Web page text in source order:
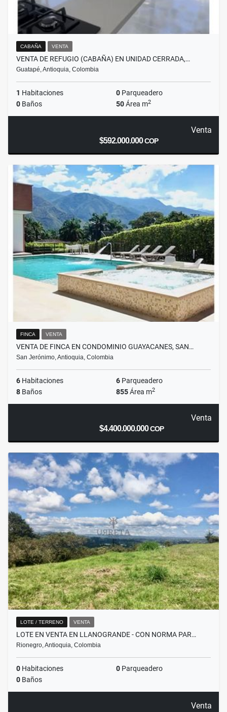
CABAÑA VENTA
VENTA DE REFUGIO (CABAÑA) EN UNIDAD CERRADA,…
Guatapé, Antioquia, Colombia
1 Habitaciones 0 Parqueadero
0 Baños 50Área m2
Venta
$592.000.000COP
FINCA VENTA
VENTA DE FINCA EN CONDOMINIO GUAYACANES, SAN…
San Jerónimo, Antioquia, Colombia
6 Habitaciones 6 Parqueadero
8 Baños 855Área m2
Venta
$4.400.000.000COP
LOTE / TERRENO VENTA
LOTE EN VENTA EN LLANOGRANDE - CON NORMA PAR…
Rionegro, Antioquia, Colombia
0 Habitaciones 0 Parqueadero
0 Baños
Venta